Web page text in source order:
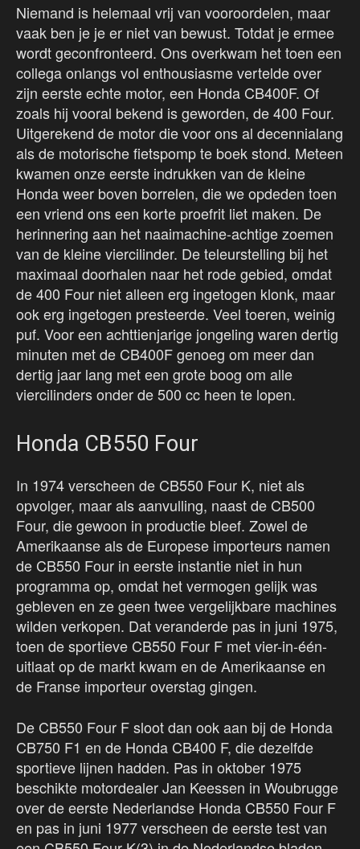
Niemand is helemaal vrij van vooroordelen, maar
vaak ben je je er niet van bewust. Totdat je ermee
wordt geconfronteerd. Ons overkwam het toen een
collega onlangs vol enthousiasme vertelde over
zijn eerste echte motor, een Honda CB400F. Of
zoals hij vooral bekend is geworden, de 400 Four.
Uitgerekend de motor die voor ons al decennialang
als de motorische fietspomp te boek stond. Meteen
kwamen onze eerste indrukken van de kleine
Honda weer boven borrelen, die we opdeden toen
een vriend ons een korte proefrit liet maken. De
herinnering aan het naaimachine-achtige zoemen
van de kleine viercilinder. De teleurstelling bij het
maximaal doorhalen naar het rode gebied, omdat
de 400 Four niet alleen erg ingetogen klonk, maar
ook erg ingetogen presteerde. Veel toeren, weinig
puf. Voor een achttienjarige jongeling waren dertig
minuten met de CB400F genoeg om meer dan
dertig jaar lang met een grote boog om alle
viercilinders onder de 500 cc heen te lopen.
Honda CB550 Four
In 1974 verscheen de CB550 Four K, niet als
opvolger, maar als aanvulling, naast de CB500
Four, die gewoon in productie bleef. Zowel de
Amerikaanse als de Europese importeurs namen
de CB550 Four in eerste instantie niet in hun
programma op, omdat het vermogen gelijk was
gebleven en ze geen twee vergelijkbare machines
wilden verkopen. Dat veranderde pas in juni 1975,
toen de sportieve CB550 Four F met vier-in-één-
uitlaat op de markt kwam en de Amerikaanse en
de Franse importeur overstag gingen.
De CB550 Four F sloot dan ook aan bij de Honda
CB750 F1 en de Honda CB400 F, die dezelfde
sportieve lijnen hadden. Pas in oktober 1975
beschikte motordealer Jan Keessen in Woubrugge
over de eerste Nederlandse Honda CB550 Four F
en pas in juni 1977 verscheen de eerste test van